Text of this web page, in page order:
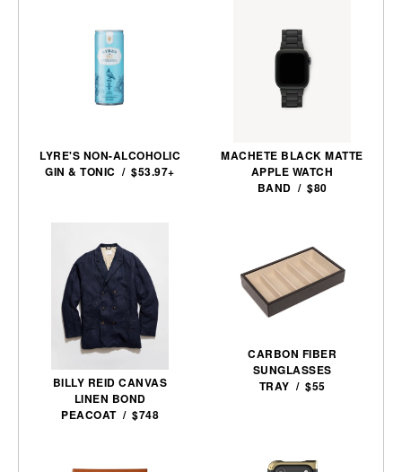
LYRE'S NON-ALCOHOLIC
GIN & TONIC / $53.97+
MACHETE BLACK MATTE
APPLE WATCH
BAND / $80
BILLY REID CANVAS
LINEN BOND
PEACOAT / $748
CARBON FIBER
SUNGLASSES
TRAY / $55